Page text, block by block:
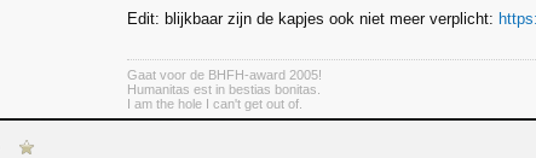
Edit: blijkbaar zijn de kapjes ook niet meer verplicht:
Gaat voor de BHFH-award 2005!
Humanitas est in bestias bonitas.
I am the hole I can't get out of.